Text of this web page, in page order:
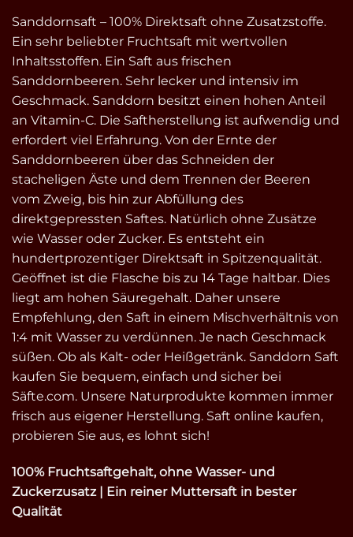
Sanddornsaft – 100% Direktsaft ohne Zusatzstoffe.
Ein sehr beliebter Fruchtsaft mit wertvollen
Inhaltsstoffen. Ein Saft aus frischen
Sanddornbeeren. Sehr lecker und intensiv im
Geschmack. Sanddorn besitzt einen hohen Anteil
an Vitamin-C. Die Saftherstellung ist aufwendig und
erfordert viel Erfahrung. Von der Ernte der
Sanddornbeeren über das Schneiden der
stacheligen Äste und dem Trennen der Beeren
vom Zweig, bis hin zur Abfüllung des
direktgepressten Saftes. Natürlich ohne Zusätze
wie Wasser oder Zucker. Es entsteht ein
hundertprozentiger Direktsaft in Spitzenqualität.
Geöffnet ist die Flasche bis zu 14 Tage haltbar. Dies
liegt am hohen Säuregehalt. Daher unsere
Empfehlung, den Saft in einem Mischverhältnis von
1:4 mit Wasser zu verdünnen. Je nach Geschmack
süßen. Ob als Kalt- oder Heißgetränk. Sanddorn Saft
kaufen Sie bequem, einfach und sicher bei
Säfte.com. Unsere Naturprodukte kommen immer
frisch aus eigener Herstellung. Saft online kaufen,
probieren Sie aus, es lohnt sich!
100% Fruchtsaftgehalt, ohne Wasser- und
Zuckerzusatz | Ein reiner Muttersaft in bester
Qualität